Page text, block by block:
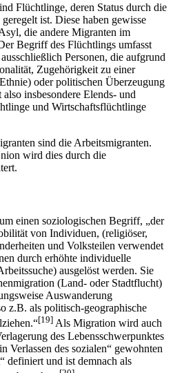
Flüchtlinge, deren Status durch die
ist. Diese haben gewisse
die andere Migranten im
Begriff des Flüchtlings umfasst
Personen, die aufgrund
Zugehörigkeit zu einer
oder politischen Überzeugung
insbesondere Elends- und
und Wirtschaftsflüchtlinge
sind die Arbeitsmigranten.
wird dies durch die
einen soziologischen Begriff, „der
von Individuen, (religiöser,
und Volksteilen verwendet
durch erhöhte individuelle
ausgelöst werden. Sie
(Land- oder Stadtflucht)
Auswanderung
z.B. als politisch-geographische
[19] Als Migration wird auch
des Lebensschwerpunktes
Verlassen des sozialen“ gewohnten
definiert und ist demnach als